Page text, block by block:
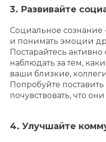
3. Развивайте
Социальное сознание
и понимать эмоции
Постарайтесь
наблюдать за тем,
ваши близкие,
Попробуйте
почувствовать, что
4. Улучшайте